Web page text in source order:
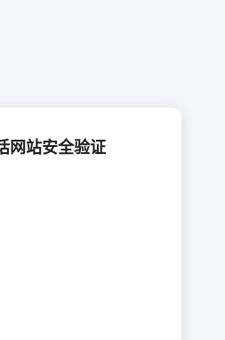
网站安全验证